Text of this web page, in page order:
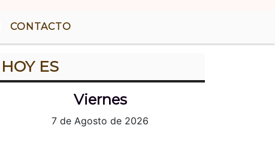
CONTACTO
HOY ES
Viernes
7 de Agosto de 2026